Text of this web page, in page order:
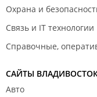
Охрана и
Связь и IT технологии
Справочные,
САЙТЫ
Авто